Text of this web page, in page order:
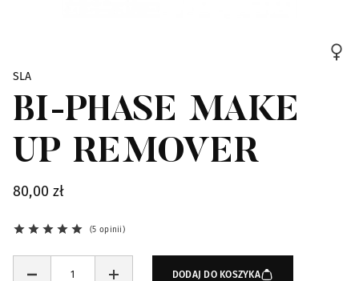
SLA
BI-PHASE MAKE
UP REMOVER
80,00 zł
5 opinii
DODAJ DO KOSZYKA